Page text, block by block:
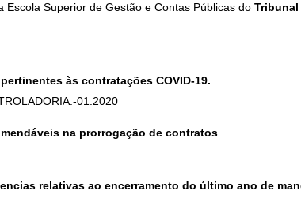
Escola Superior de Gestão e Contas Públicas do
às contratações COVID-19.
01.2020
na prorrogação de contratos
relativas ao encerramento do último ano de